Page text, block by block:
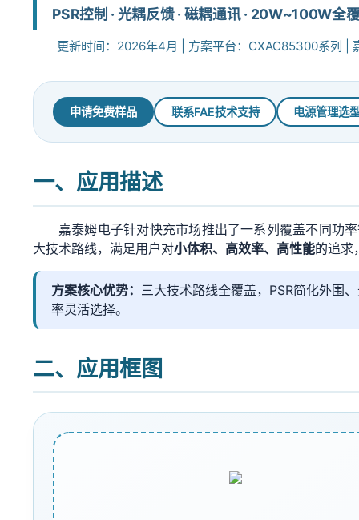
PSR控制 · 光耦反馈 · 磁耦通讯 · 20W~100W全
更新时间：2026年4月 | 方案平台：CXAC85300系列 |
申请免费样品 联系FAE技术支持 电源管理选
一、应用描述
嘉泰姆电子针对快充市场推出了一系列覆盖不同功
大技术路线，满足用户对小体积、高效率、高性能的追求
方案核心优势： 三大技术路线全覆盖，PSR简化外围
率灵活选择。
二、应用框图